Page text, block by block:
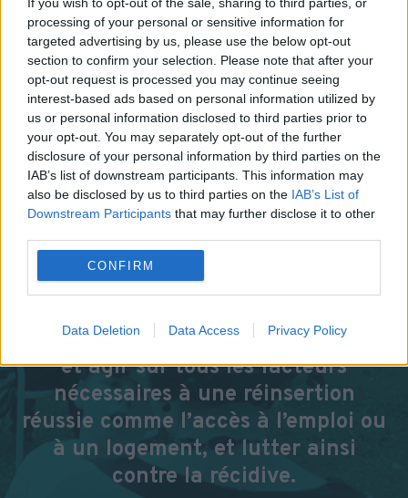
processing of your personal or sensitive information for
targeted advertising by us, please use the below opt-out
section to confirm your selection. Please note that after your
opt-out request is processed you may continue seeing
interest-based ads based on personal information utilized by
us or personal information disclosed to third parties prior to
your opt-out. You may separately opt-out of the further
disclosure of your personal information by third parties on the
IAB’s list of downstream participants. This information may
also be disclosed by us to third parties on the IAB’s List of
Downstream Participants that may further disclose it to other
CONFIRM
Data Deletion Data Access Privacy Policy
Les Ateliers qualification insertion
NOUS AVONS BESOIN DE
VOUS !
pouvons mener à bien nos missions
et agir sur tous les facteurs
nécessaires à une réinsertion
réussie comme l’accès à l’emploi ou
à un logement, et lutter ainsi
contre la récidive.